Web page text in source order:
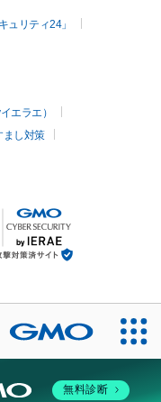
ュリティ24」
エラエ）
まし対策
無料診断